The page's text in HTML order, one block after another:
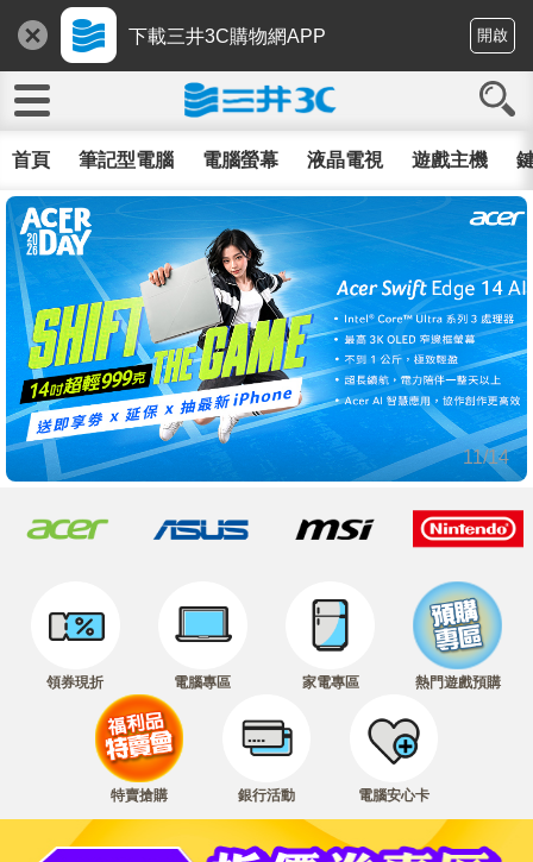
下載三井3C購物網APP 開啟
首頁 筆記型電腦 電腦螢幕 液晶電視 遊戲主機
11/14
領券現折 電腦專區 家電專區 熱門遊戲預購
特賣搶購 銀行活動 電腦安心卡